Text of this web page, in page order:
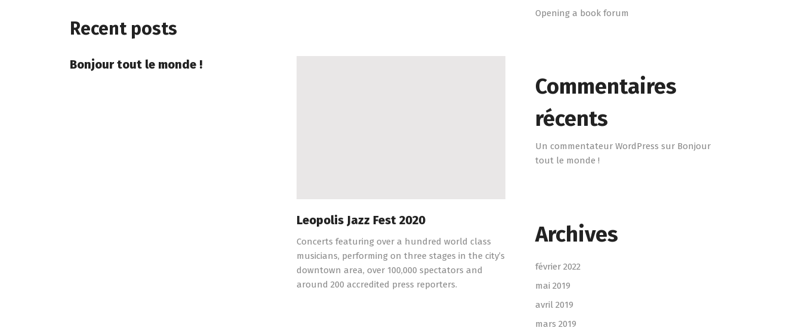
Recent posts
Bonjour tout le monde !
Leopolis Jazz Fest 2020
Concerts featuring over a hundred world class
musicians, performing on three stages in the city’s
downtown area, over 100,000 spectators and
around 200 accredited press reporters.
Opening a book forum
Commentaires
récents
Un commentateur WordPress sur Bonjour
tout le monde !
Archives
février 2022
mai 2019
avril 2019
mars 2019